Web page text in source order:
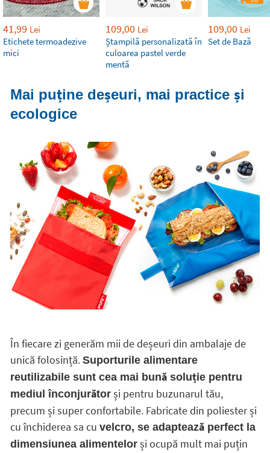
41,99 Lei
Etichete termoadezive
mici
109,00 Lei
Ștampilă personalizată în
culoarea pastel verde
mentă
109,00 Lei
Set de Bază
Mai puține deșeuri, mai practice și
ecologice
În fiecare zi generăm mii de deșeuri din ambalaje de
unică folosință. Suporturile alimentare
reutilizabile sunt cea mai bună soluție pentru
mediul înconjurătorși pentru buzunarul tău,
precum și super confortabile. Fabricate din poliester și
cu închiderea sa cu velcro, se adaptează perfect la
dimensiunea alimentelorși ocupă mult mai puțin